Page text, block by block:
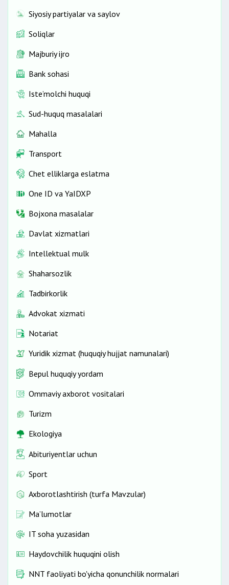
Siyosiy partiyalar va saylov
Soliqlar
Majburiy ijro
Bank sohasi
Iste’molchi huquqi
Sud-huquq masalalari
Mahalla
Transport
Chet elliklarga eslatma
One ID vа YaIDXP
Bojxona masalalar
Davlat xizmatlari
Intellektual mulk
Shaharsozlik
Tadbirkorlik
Advokat xizmati
Notariat
Yuridik xizmat (huquqiy hujjat namunalari)
Bepul huquqiy yordam
Ommaviy axborot vositalari
Turizm
Ekologiya
Abituriyentlar uchun
Sport
Axborotlashtirish (turfa Mavzular)
Ma’lumotlar
IT soha yuzasidan
Haydovchilik huquqini olish
NNT faoliyati bo'yicha qonunchilik normalari